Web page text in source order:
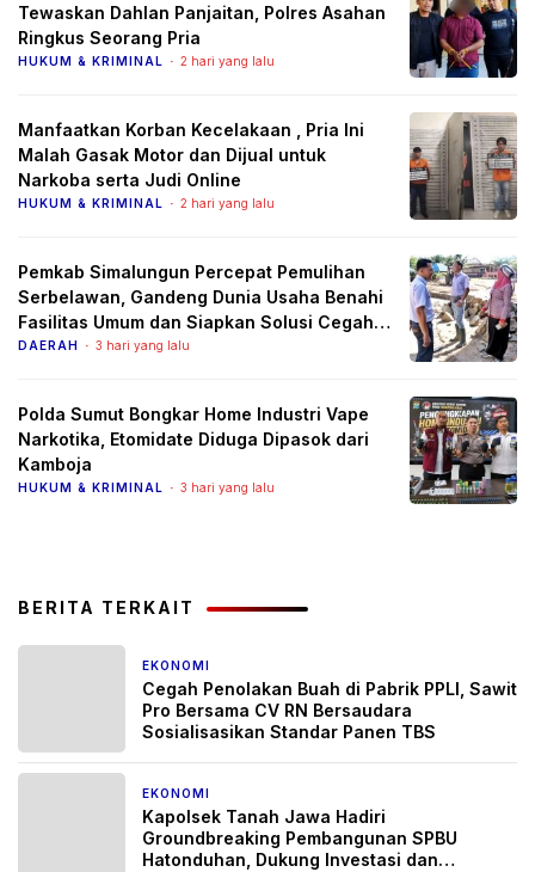
Tewaskan Dahlan Panjaitan, Polres Asahan
Ringkus Seorang Pria
HUKUM & KRIMINAL 2 hari yang lalu
Manfaatkan Korban Kecelakaan , Pria Ini
Malah Gasak Motor dan Dijual untuk
Narkoba serta Judi Online
HUKUM & KRIMINAL 2 hari yang lalu
Pemkab Simalungun Percepat Pemulihan
Serbelawan, Gandeng Dunia Usaha Benahi
Fasilitas Umum dan Siapkan Solusi Cegah
Banjir Berulang
DAERAH 3 hari yang lalu
Polda Sumut Bongkar Home Industri Vape
Narkotika, Etomidate Diduga Dipasok dari
Kamboja
HUKUM & KRIMINAL 3 hari yang lalu
BERITA TERKAIT
EKONOMI
Cegah Penolakan Buah di Pabrik PPLI, Sawit
Pro Bersama CV RN Bersaudara
Sosialisasikan Standar Panen TBS
EKONOMI
Kapolsek Tanah Jawa Hadiri
Groundbreaking Pembangunan SPBU
Hatonduhan, Dukung Investasi dan